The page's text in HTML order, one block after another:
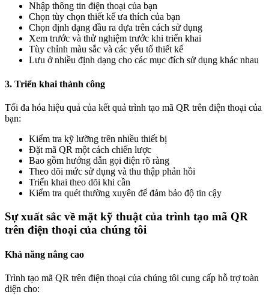
Nhập thông tin điện thoại của bạn
Chọn tùy chọn thiết kế ưa thích của bạn
Chọn định dạng đầu ra dựa trên cách sử dụng
Xem trước và thử nghiệm trước khi triển khai
Tùy chỉnh màu sắc và các yếu tố thiết kế
Lưu ở nhiều định dạng cho các mục đích sử dụng khác nhau
3. Triển khai thành công
Tối đa hóa hiệu quả của kết quả trình tạo mã QR trên điện thoại của
bạn:
Kiểm tra kỹ lưỡng trên nhiều thiết bị
Đặt mã QR một cách chiến lược
Bao gồm hướng dẫn gọi điện rõ ràng
Theo dõi mức sử dụng và thu thập phản hồi
Triển khai theo dõi khi cần
Kiểm tra quét thường xuyên để đảm bảo độ tin cậy
Sự xuất sắc về mặt kỹ thuật của trình tạo mã QR
trên điện thoại của chúng tôi
Khả năng nâng cao
Trình tạo mã QR trên điện thoại của chúng tôi cung cấp hỗ trợ toàn
diện cho: